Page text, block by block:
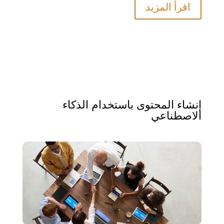
اقرأ المزيد
إنشاء المحتوى باستخدام الذكاء
الاصطناعي